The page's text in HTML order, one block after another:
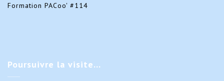
Formation PACoo' #114
Poursuivre la visite…